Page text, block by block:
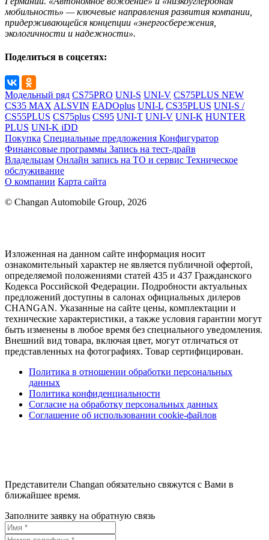
мобильность» — ключевые направления развития компании,
придерживающейся концепции «энергосбережения,
экологичности и надежности».
Поделиться в соцсетях:
Модельный ряд CS75PRO UNI-S UNI-V CS75PLUS NEW
CS35 MAX ALSVIN EADOplus UNI-L CS35PLUS UNI-S /
CS55PLUS CS75plus CS95 UNI-T UNI-V UNI-K HUNTER
PLUS UNI-K iDD
Покупка Специальные предложения Конфигуратор
Финансовые программы Запись на тест-драйв
Владельцам Онлайн запись на ТО и сервис Техническое
обслуживание
О компании Карта сайта
© Changan Automobile Group, 2026
Изложенная на данном сайте информация носит
ознакомительный характер не является публичной офертой,
определяемой положениями статей 435 и 437 Гражданского
Кодекса Российской Федерации. Подробности актуальных
предложений доступны в салонах официальных дилеров
CHANGAN. Указанные на сайте цены, комплектации и
технические характеристики, а также условия гарантии могут
быть изменены в любое время без специального уведомления.
Внешний вид товара, включая цвет, могут отличаться от
представленных на фотографиях. Товар сертифицирован.
Политика в отношении обработки персональных
данных
Политика конфиденциальности
Согласие на обработку персональных данных
Соглашение об использовании cookie-файлов
Представители Changan обязательно свяжутся с Вами в
ближайшее время.
Заполните заявку на обратную связь